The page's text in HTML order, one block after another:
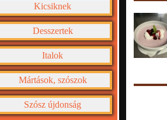
Kicsiknek
Desszertek
Italok
Mártások, szószok
Szósz újdonság